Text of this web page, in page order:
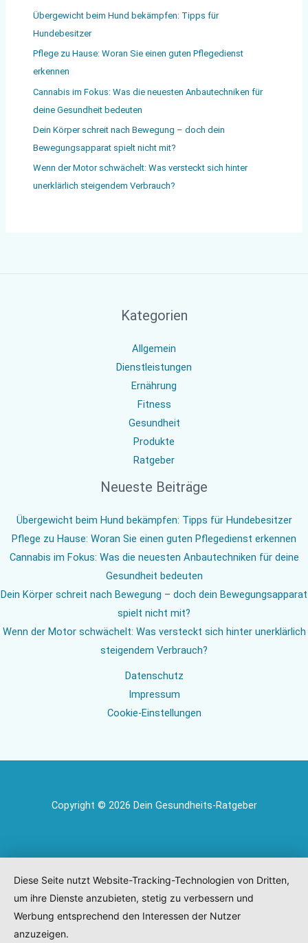
Übergewicht beim Hund bekämpfen: Tipps für
Hundebesitzer
Pflege zu Hause: Woran Sie einen guten Pflegedienst
erkennen
Cannabis im Fokus: Was die neuesten Anbautechniken für
deine Gesundheit bedeuten
Dein Körper schreit nach Bewegung – doch dein
Bewegungsapparat spielt nicht mit?
Wenn der Motor schwächelt: Was versteckt sich hinter
unerklärlich steigendem Verbrauch?
Kategorien
Allgemein
Dienstleistungen
Ernährung
Fitness
Gesundheit
Produkte
Ratgeber
Neueste Beiträge
Übergewicht beim Hund bekämpfen: Tipps für Hundebesitzer
Pflege zu Hause: Woran Sie einen guten Pflegedienst erkennen
Cannabis im Fokus: Was die neuesten Anbautechniken für deine
Gesundheit bedeuten
Dein Körper schreit nach Bewegung – doch dein Bewegungsapparat
spielt nicht mit?
Wenn der Motor schwächelt: Was versteckt sich hinter unerklärlich
steigendem Verbrauch?
Datenschutz
Impressum
Cookie-Einstellungen
Copyright © 2026 Dein Gesundheits-Ratgeber
Diese Seite nutzt Website-Tracking-Technologien von Dritten,
um ihre Dienste anzubieten, stetig zu verbessern und
Werbung entsprechend den Interessen der Nutzer
anzuzeigen.